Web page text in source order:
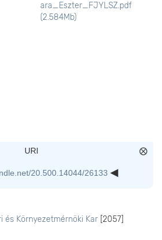
ara_Eszter_FJYLSZ.pdf
(2.584Mb)
URI
20.500.14044/26133
és Környezetmérnöki Kar [2057]